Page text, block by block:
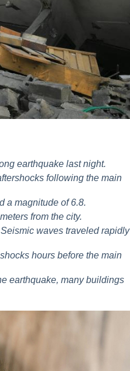
earthquake last night.
following the main
a magnitude of 6.8.
from the city.
Seismic waves traveled rapidly
hours before the main
earthquake, many buildings